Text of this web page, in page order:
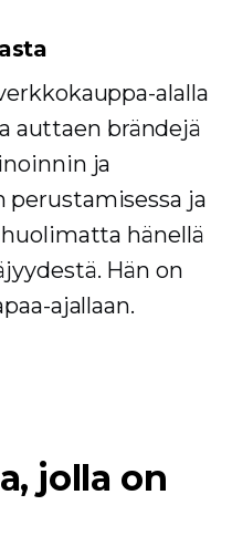
alalla
auttaen brändejä
ja
ja
hänellä
Hän on
ajallaan.
jolla on